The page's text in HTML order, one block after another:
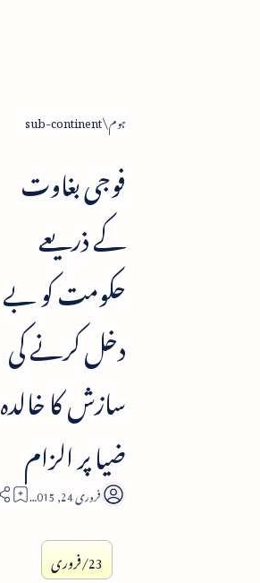
ہوم sub-continent
فوجی بغاوت
کے ذریعے
حکومت کو بے
دخل کرنے کی
سازش کا خالدہ
ضیا پر الزام
2
23/فروری